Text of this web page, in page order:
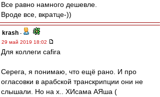
Все равно намного дешевле.
Вроде все, вкратце-))
krash -
29 май 2019 18:02
Для коллеги cafirа
Серега, я понимаю, что ещё рано. И про
огласовки в арабской транскрипции они не
слышали. Но на х.. ХИсама АЯша (